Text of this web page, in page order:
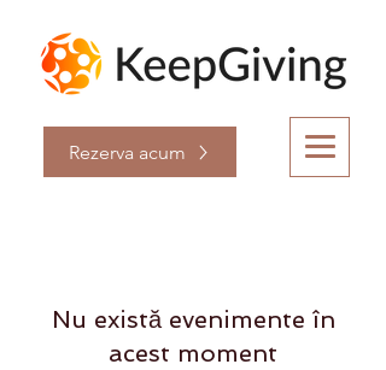
Rezerva acum
Nu există evenimente în
acest moment